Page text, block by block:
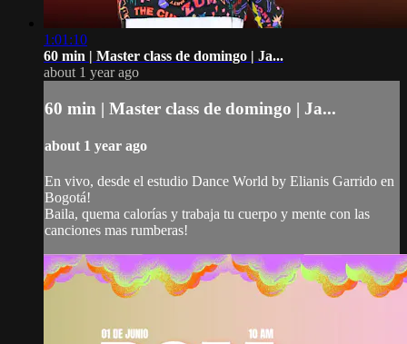
1:01:10
60 min | Master class de domingo | Ja...
about 1 year ago
60 min | Master class de domingo | Ja...
about 1 year ago
En vivo, desde el estudio Dance World by Elianis Garrido en
Bogotá!
Baila, quema calorías y trabaja tu cuerpo y mente con las
canciones mas rumberas!